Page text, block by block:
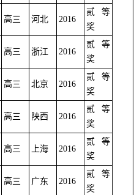
高三 河北 2016
贰等
奖
高三 浙江 2016
贰等
奖
高三 北京 2016
贰等
奖
高三 陕西 2016
贰等
奖
高三 上海 2016
贰等
奖
高三 广东 2016
贰等
奖